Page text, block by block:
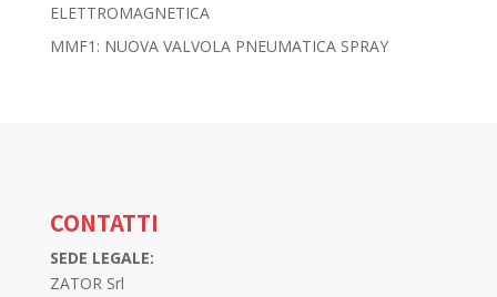
ELETTROMAGNETICA
MMF1: NUOVA VALVOLA PNEUMATICA SPRAY
CONTATTI
SEDE LEGALE:
ZATOR Srl